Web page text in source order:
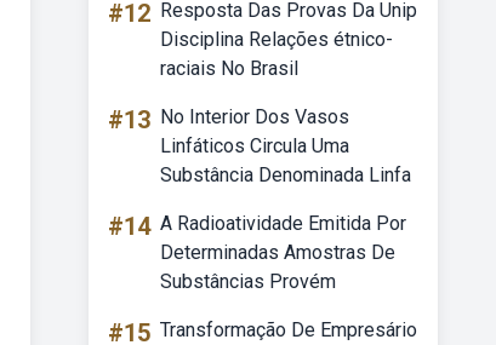
#12 Resposta Das Provas Da Unip
Disciplina Relações étnico-
raciais No Brasil
#13 No Interior Dos Vasos
Linfáticos Circula Uma
Substância Denominada Linfa
#14 A Radioatividade Emitida Por
Determinadas Amostras De
Substâncias Provém
#15 Transformação De Empresário